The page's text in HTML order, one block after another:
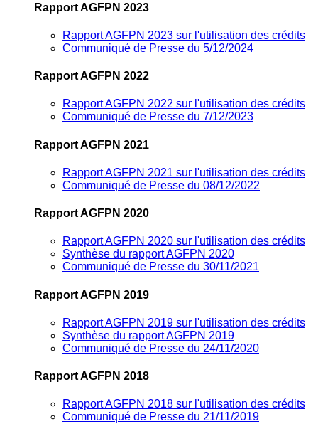
Rapport AGFPN 2023
Rapport AGFPN 2023 sur l'utilisation des crédits
Communiqué de Presse du 5/12/2024
Rapport AGFPN 2022
Rapport AGFPN 2022 sur l'utilisation des crédits
Communiqué de Presse du 7/12/2023
Rapport AGFPN 2021
Rapport AGFPN 2021 sur l'utilisation des crédits
Communiqué de Presse du 08/12/2022
Rapport AGFPN 2020
Rapport AGFPN 2020 sur l'utilisation des crédits
Synthèse du rapport AGFPN 2020
Communiqué de Presse du 30/11/2021
Rapport AGFPN 2019
Rapport AGFPN 2019 sur l'utilisation des crédits
Synthèse du rapport AGFPN 2019
Communiqué de Presse du 24/11/2020
Rapport AGFPN 2018
Rapport AGFPN 2018 sur l'utilisation des crédits
Communiqué de Presse du 21/11/2019